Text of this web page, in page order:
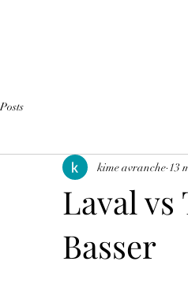
Laval
Basser
kime avranche 13